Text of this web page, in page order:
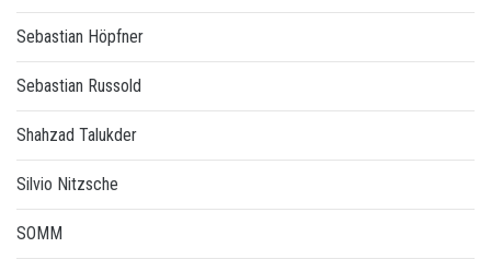
Sebastian Höpfner
Sebastian Russold
Shahzad Talukder
Silvio Nitzsche
SOMM